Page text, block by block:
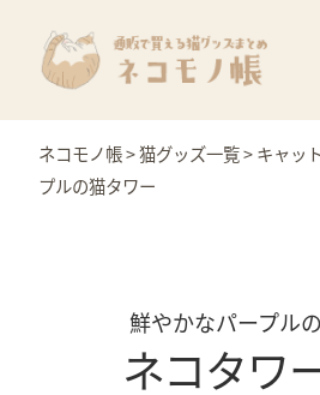
猫グッズ一覧
メーカー別
価格別
特集
ネコモノ帳>猫グッズ一覧>キャッ
プルの猫タワー
鮮やかなパープル
ネコタワ